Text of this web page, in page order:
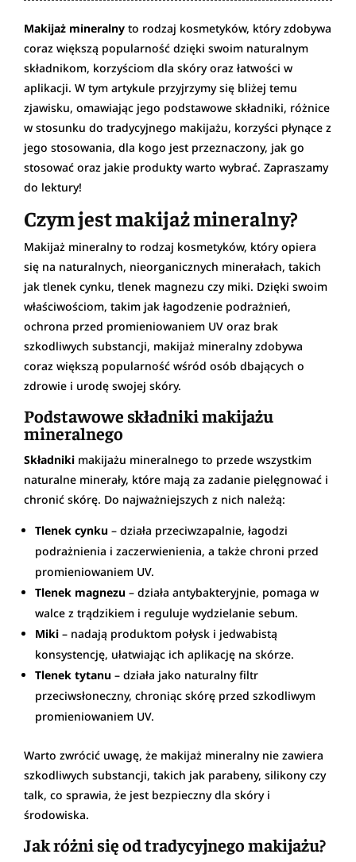
Makijaż mineralny to rodzaj kosmetyków, który zdobywa
coraz większą popularność dzięki swoim naturalnym
składnikom, korzyściom dla skóry oraz łatwości w
aplikacji. W tym artykule przyjrzymy się bliżej temu
zjawisku, omawiając jego podstawowe składniki, różnice
w stosunku do tradycyjnego makijażu, korzyści płynące z
jego stosowania, dla kogo jest przeznaczony, jak go
stosować oraz jakie produkty warto wybrać. Zapraszamy
do lektury!
Czym jest makijaż mineralny?
Makijaż mineralny to rodzaj kosmetyków, który opiera
się na naturalnych, nieorganicznych minerałach, takich
jak tlenek cynku, tlenek magnezu czy miki. Dzięki swoim
właściwościom, takim jak łagodzenie podrażnień,
ochrona przed promieniowaniem UV oraz brak
szkodliwych substancji, makijaż mineralny zdobywa
coraz większą popularność wśród osób dbających o
zdrowie i urodę swojej skóry.
Podstawowe składniki makijażu
mineralnego
Składniki makijażu mineralnego to przede wszystkim
naturalne minerały, które mają za zadanie pielęgnować i
chronić skórę. Do najważniejszych z nich należą:
Tlenek cynku – działa przeciwzapalnie, łagodzi
podrażnienia i zaczerwienienia, a także chroni przed
promieniowaniem UV.
Tlenek magnezu – działa antybakteryjnie, pomaga w
walce z trądzikiem i reguluje wydzielanie sebum.
Miki – nadają produktom połysk i jedwabistą
konsystencję, ułatwiając ich aplikację na skórze.
Tlenek tytanu – działa jako naturalny filtr
przeciwsłoneczny, chroniąc skórę przed szkodliwym
promieniowaniem UV.
Warto zwrócić uwagę, że makijaż mineralny nie zawiera
szkodliwych substancji, takich jak parabeny, silikony czy
talk, co sprawia, że jest bezpieczny dla skóry i
środowiska.
Jak różni się od tradycyjnego makijażu?